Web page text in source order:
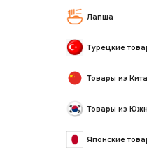
Лапша
Турецкие
Товары из
Товары из
Японские